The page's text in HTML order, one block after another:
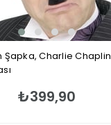
Şapka, Charlie Chaplin
₺399,90